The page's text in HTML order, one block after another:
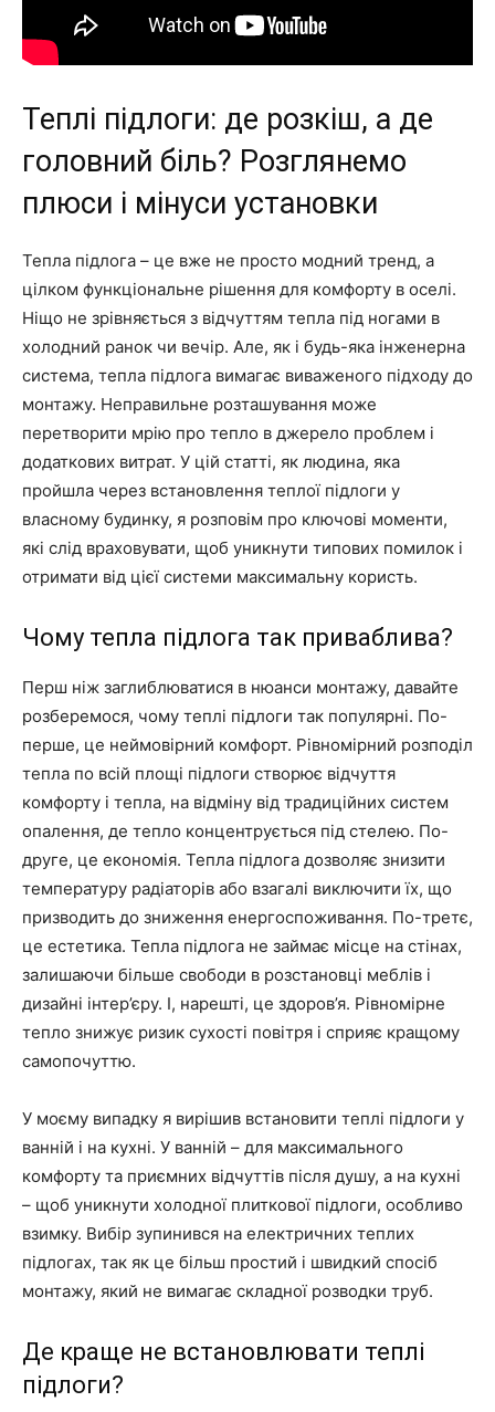
Теплі підлоги: де розкіш, а де
головний біль? Розглянемо
плюси і мінуси установки
Тепла підлога – це вже не просто модний тренд, а
цілком функціональне рішення для комфорту в оселі.
Ніщо не зрівняється з відчуттям тепла під ногами в
холодний ранок чи вечір. Але, як і будь-яка інженерна
система, тепла підлога вимагає виваженого підходу до
монтажу. Неправильне розташування може
перетворити мрію про тепло в джерело проблем і
додаткових витрат. У цій статті, як людина, яка
пройшла через встановлення теплої підлоги у
власному будинку, я розповім про ключові моменти,
які слід враховувати, щоб уникнути типових помилок і
отримати від цієї системи максимальну користь.
Чому тепла підлога так приваблива?
Перш ніж заглиблюватися в нюанси монтажу, давайте
розберемося, чому теплі підлоги так популярні. По-
перше, це неймовірний комфорт. Рівномірний розподіл
тепла по всій площі підлоги створює відчуття
комфорту і тепла, на відміну від традиційних систем
опалення, де тепло концентрується під стелею. По-
друге, це економія. Тепла підлога дозволяє знизити
температуру радіаторів або взагалі виключити їх, що
призводить до зниження енергоспоживання. По-третє,
це естетика. Тепла підлога не займає місце на стінах,
залишаючи більше свободи в розстановці меблів і
дизайні інтер’єру. І, нарешті, це здоров’я. Рівномірне
тепло знижує ризик сухості повітря і сприяє кращому
самопочуттю.
У моєму випадку я вирішив встановити теплі підлоги у
ванній і на кухні. У ванній – для максимального
комфорту та приємних відчуттів після душу, а на кухні
– щоб уникнути холодної плиткової підлоги, особливо
взимку. Вибір зупинився на електричних теплих
підлогах, так як це більш простий і швидкий спосіб
монтажу, який не вимагає складної розводки труб.
Де краще не встановлювати теплі
підлоги?